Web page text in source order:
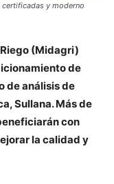
y moderno
(Midagri)
de
de análisis de
Sullana. Más de
con
la calidad y